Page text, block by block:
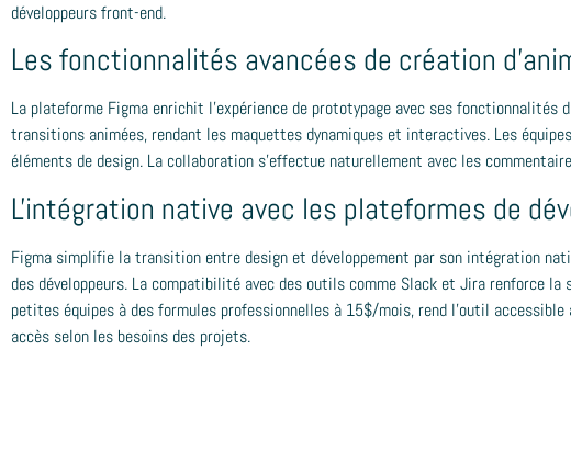
développeurs front-end.
Les fonctionnalités avancées de création
La plateforme Figma enrichit l'expérience de prototypage avec ses
transitions animées, rendant les maquettes dynamiques et interactives. Les
éléments de design. La collaboration s'effectue naturellement avec les
L'intégration native avec les plateformes de
Figma simplifie la transition entre design et développement par son intégration
des développeurs. La compatibilité avec des outils comme Slack et Jira renforce
petites équipes à des formules professionnelles à 15$/mois, rend l'outil
accès selon les besoins des projets.